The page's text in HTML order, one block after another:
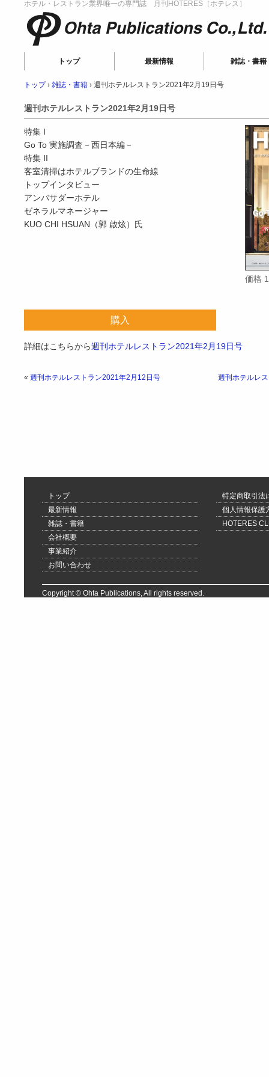
ホテル・レストラン業界唯一の専門誌 月刊HOTERES［ホテレス］
Ohta Publications
トップ 最新情報 雑誌・書籍
トップ › 雑誌・書籍 › 週刊ホテルレストラン2021年2月19日号
週刊ホテルレストラン2021年2月19日号
特集 I
Go To 実施調査－西日本編－
特集 II
客室清掃はホテルブランドの生命線
トップインタビュー
アンバサダーホテル
ゼネラルマネージャー
KUO CHI HSUAN（郭 啟炫）氏
価格
購入
詳細はこちらから週刊ホテルレストラン2021年2月19日号
« 週刊ホテルレストラン2021年2月12日号 週刊ホテルレ
トップ
最新情報
雑誌・書籍
会社概要
事業紹介
お問い合わせ
特定商取引法
個人情報保護
HOTERES
Copyright © Ohta Publications, All rights reserved.